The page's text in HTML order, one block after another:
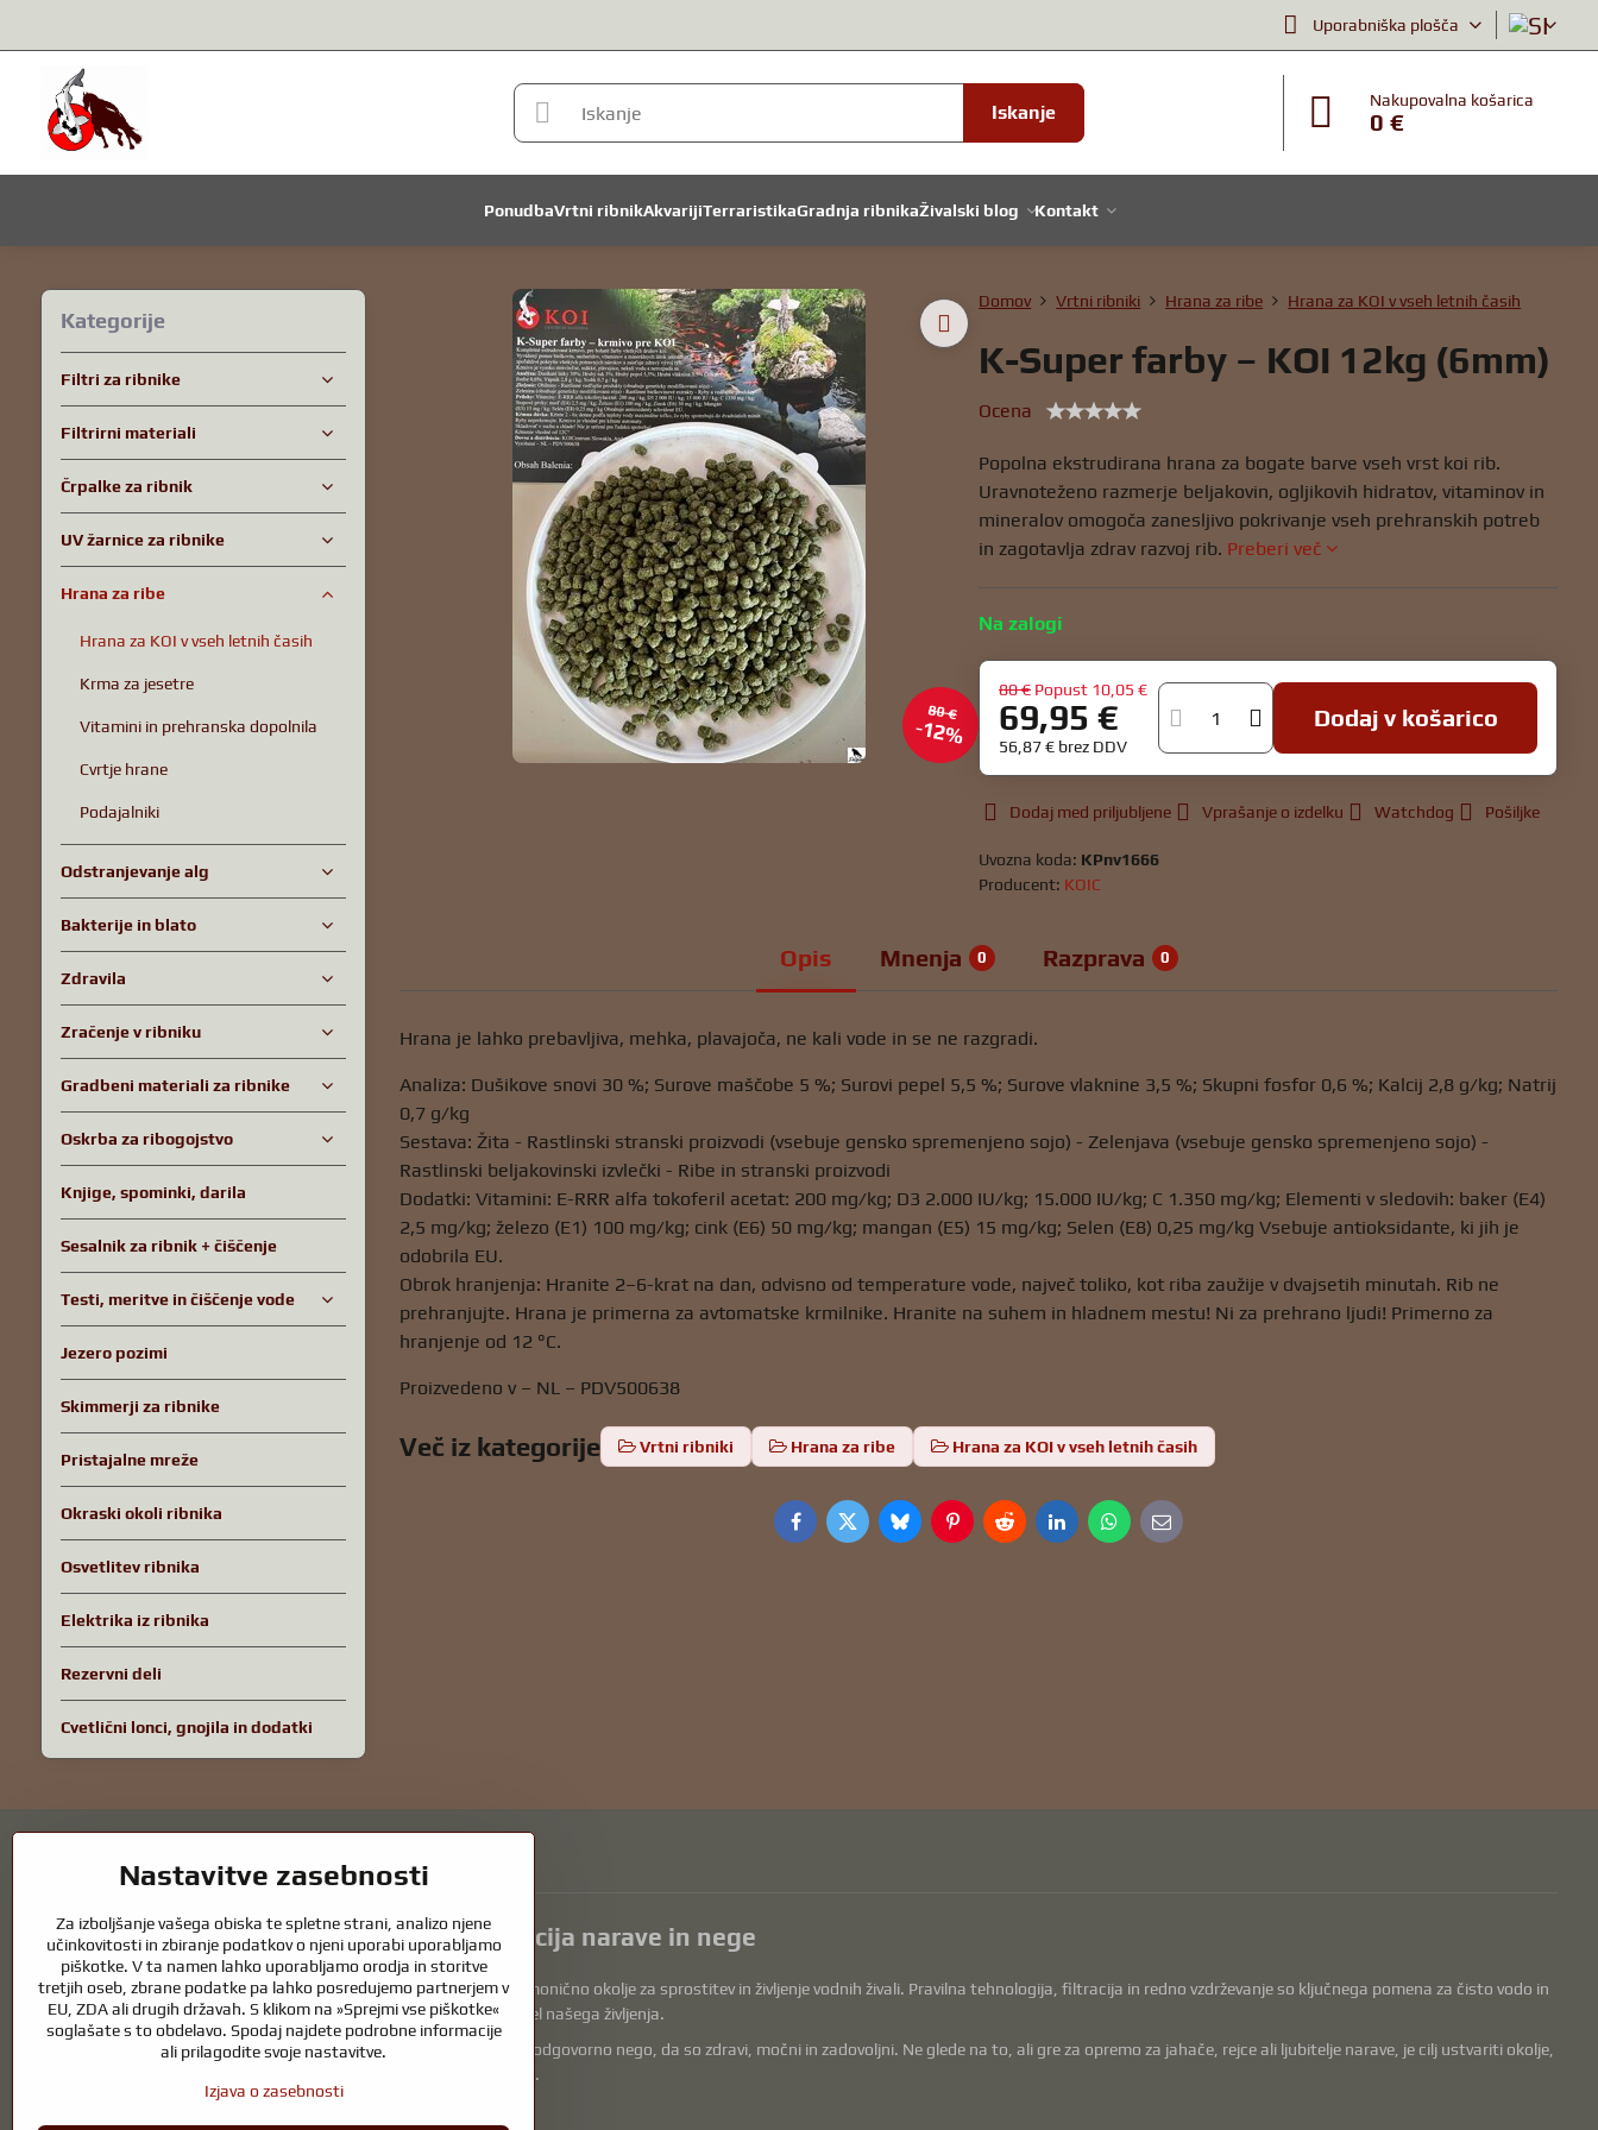
Uporabniška plošča
Iskanje
Nakupovalna košarica
0 €
PonudbaVrtni ribnikAkvarijiTerraristikaGradnja ribnikaŽivalski blog Kontakt
80 €
12%
Domov Vrtni ribniki Hrana za ribe Hrana za KOI v vseh letnih časih
K-Super farby – KOI 12kg (6mm)
Ocena
Popolna ekstrudirana hrana za bogate barve vseh vrst koi rib.
Uravnoteženo razmerje beljakovin, ogljikovih hidratov, vitaminov in
mineralov omogoča zanesljivo pokrivanje vseh prehranskih potreb
in zagotavlja zdrav razvoj rib. Preberi več
Na zalogi
80 € Popust 10,05 €
69,95 €
56,87 € brez DDV
Dodaj v košarico
Dodaj med priljubljene Vprašanje o izdelku Watchdog Pošiljke
Uvozna koda: KPnv1666
Producent: KOIC
Opis Mnenja 0 Razprava 0
Hrana je lahko prebavljiva, mehka, plavajoča, ne kali vode in se ne razgradi.
Analiza: Dušikove snovi 30 %; Surove maščobe 5 %; Surovi pepel 5,5 %; Surove vlaknine 3,5 %; Skupni fosfor 0,6 %; Kalcij 2,8 g/kg; Natrij
0,7 g/kg
Sestava: Žita - Rastlinski stranski proizvodi (vsebuje gensko spremenjeno sojo) - Zelenjava (vsebuje gensko spremenjeno sojo) -
Rastlinski beljakovinski izvlečki - Ribe in stranski proizvodi
Dodatki: Vitamini: E-RRR alfa tokoferil acetat: 200 mg/kg; D3 2.000 IU/kg; 15.000 IU/kg; C 1.350 mg/kg; Elementi v sledovih: baker (E4)
2,5 mg/kg; železo (E1) 100 mg/kg; cink (E6) 50 mg/kg; mangan (E5) 15 mg/kg; Selen (E8) 0,25 mg/kg Vsebuje antioksidante, ki jih je
odobrila EU.
Obrok hranjenja: Hranite 2–6-krat na dan, odvisno od temperature vode, največ toliko, kot riba zaužije v dvajsetih minutah. Rib ne
prehranjujte. Hrana je primerna za avtomatske krmilnike. Hranite na suhem in hladnem mestu! Ni za prehrano ljudi! Primerno za
hranjenje od 12 °C.
Proizvedeno v – NL – PDV500638
Več iz kategorije Vrtni ribniki Hrana za ribe Hrana za KOI v vseh letnih časih
FacebookTwitterBlueskyPinterestRedditLinkedInWhatsApp
E-
mail
Kategorije
Filtri za ribnike
Filtrirni materiali
Črpalke za ribnik
UV žarnice za ribnike
Hrana za ribe
Hrana za KOI v vseh letnih časih
Krma za jesetre
Vitamini in prehranska dopolnila
Cvrtje hrane
Podajalniki
Odstranjevanje alg
Bakterije in blato
Zdravila
Zračenje v ribniku
Gradbeni materiali za ribnike
Oskrba za ribogojstvo
Knjige, spominki, darila
Sesalnik za ribnik + čiščenje
Testi, meritve in čiščenje vode
Jezero pozimi
Skimmerji za ribnike
Pristajalne mreže
Okraski okoli ribnika
Osvetlitev ribnika
Elektrika iz ribnika
Rezervni deli
Cvetlični lonci, gnojila in dodatki
Vrtni ribniki in oprema za konje – kombinacija narave in nege
Vrtni ribniki so čudovit dodatek k vsaki zunanjosti in ustvarjajo harmonično okolje za sprostitev in življenje vodnih živali. Pravilna tehnologija, filtracija in redno vzdrževanje so ključnega pomena za čisto vodo in
zdrav ribnik skozi vse leto. Enako pomembna je skrb za živali, ki so del našega življenja.
Konji potrebujejo kakovostno jahalno opremo, pravilno prehrano in odgovorno nego, da so zdravi, močni in zadovoljni. Ne glede na to, ali gre za opremo za jahače, rejce ali ljubitelje narave, je cilj ustvariti okolje,
ki podpira naravno ravnovesje, varnost in dobro počutje živali in ljudi.
Nastavitve zasebnosti
Za izboljšanje vašega obiska te spletne strani, analizo njene
učinkovitosti in zbiranje podatkov o njeni uporabi uporabljamo
piškotke. V ta namen lahko uporabljamo orodja in storitve
tretjih oseb, zbrane podatke pa lahko posredujemo partnerjem v
EU, ZDA ali drugih državah. S klikom na »Sprejmi vse piškotke«
soglašate s to obdelavo. Spodaj najdete podrobne informacije
ali prilagodite svoje nastavitve.
Izjava o zasebnosti